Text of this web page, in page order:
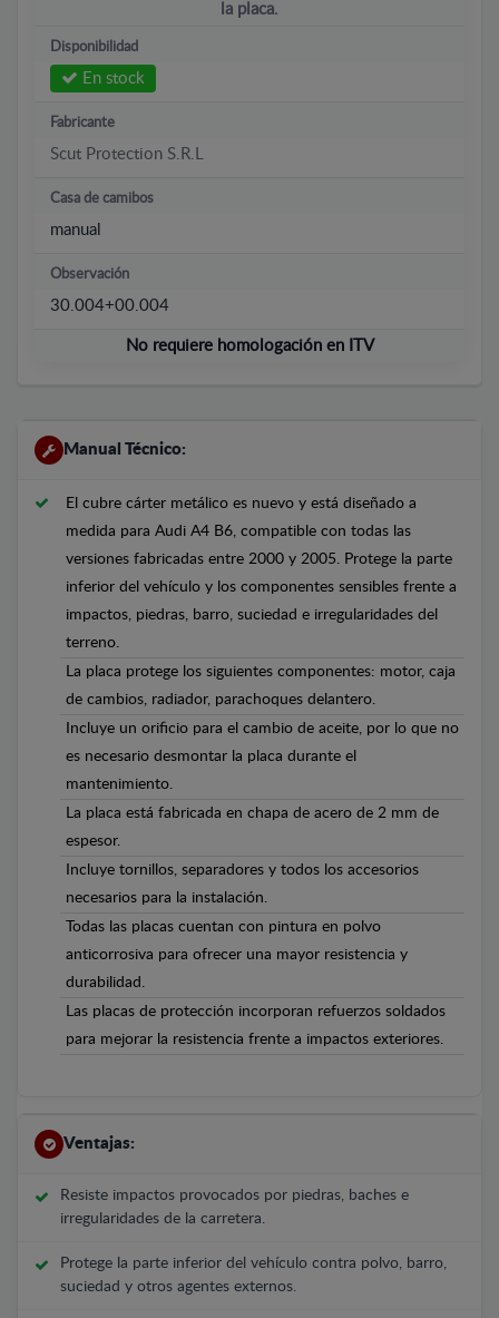
la placa.
Disponibilidad
En stock
Fabricante
Scut Protection S.R.L
Casa de camibos
manual
Observación
30.004+00.004
No requiere homologación en ITV
Manual Técnico:
El cubre cárter metálico es nuevo y está diseñado a
medida para Audi A4 B6, compatible con todas las
versiones fabricadas entre 2000 y 2005. Protege la parte
inferior del vehículo y los componentes sensibles frente a
impactos, piedras, barro, suciedad e irregularidades del
terreno.
La placa protege los siguientes componentes: motor, caja
de cambios, radiador, parachoques delantero.
Incluye un orificio para el cambio de aceite, por lo que no
es necesario desmontar la placa durante el
mantenimiento.
La placa está fabricada en chapa de acero de 2 mm de
espesor.
Incluye tornillos, separadores y todos los accesorios
necesarios para la instalación.
Todas las placas cuentan con pintura en polvo
anticorrosiva para ofrecer una mayor resistencia y
durabilidad.
Las placas de protección incorporan refuerzos soldados
para mejorar la resistencia frente a impactos exteriores.
Ventajas:
Resiste impactos provocados por piedras, baches e
irregularidades de la carretera.
Protege la parte inferior del vehículo contra polvo, barro,
suciedad y otros agentes externos.